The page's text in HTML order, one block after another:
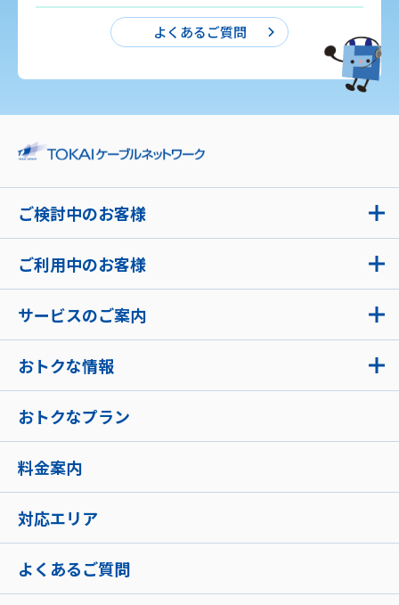
よくあるご質問
ご検討中のお客様
ご利用中のお客様
サービスのご案内
おトクな情報
おトクなプラン
料金案内
対応エリア
よくあるご質問